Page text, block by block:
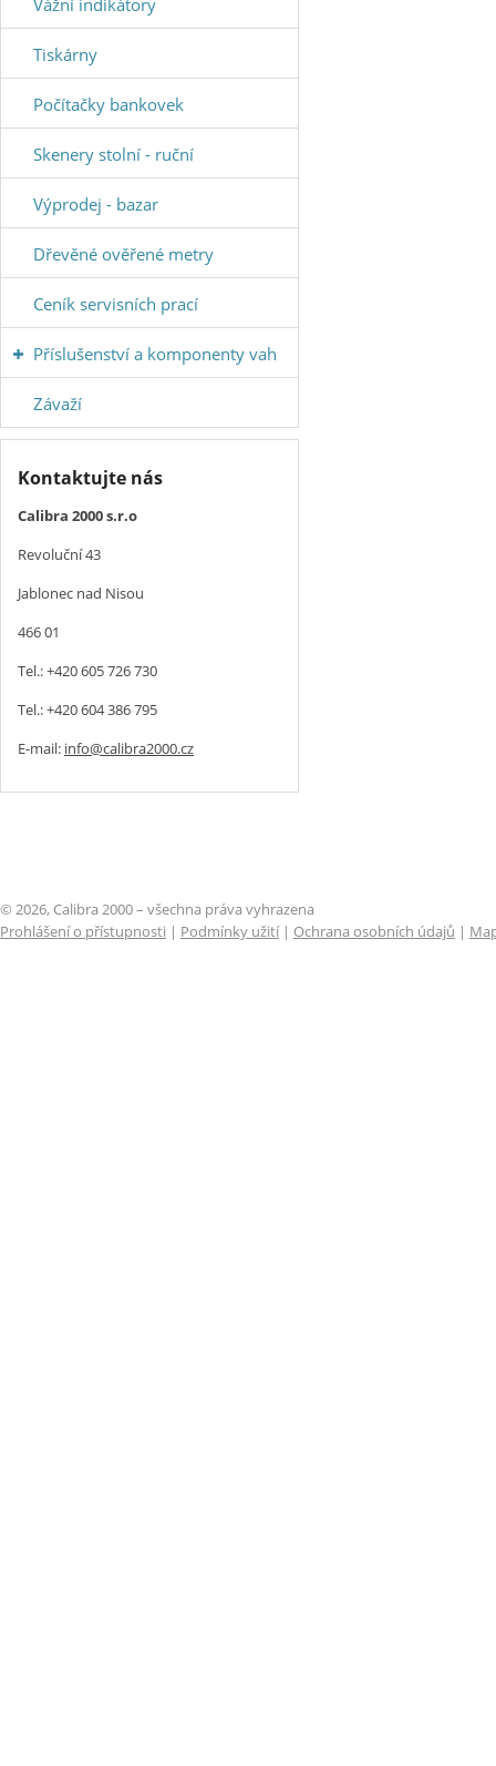
Vážní indikátory
Tiskárny
Počítačky bankovek
Skenery stolní - ruční
Výprodej - bazar
Dřevěné ověřené metry
Ceník servisních prací
Příslušenství a komponenty vah
Závaží
Kontaktujte nás
Calibra 2000 s.r.o
Revoluční 43
Jablonec nad Nisou
466 01
Tel.: +420 605 726 730
Tel.: +420 604 386 795
E-mail: info@calibra2000.cz
© 2026, Calibra 2000 – všechna práva vyhrazena
Prohlášení o přístupnosti | Podmínky užití| Ochrana osobních údajů |